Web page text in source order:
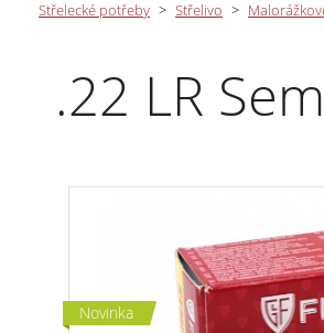
Střelecké potřeby > Střelivo >
.22 LR
Novinka